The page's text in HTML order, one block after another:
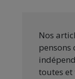
Nos
pensons
toutes